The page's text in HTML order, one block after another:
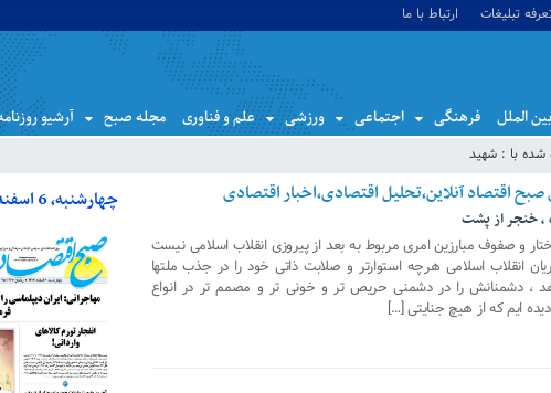
تبلیغات ارتباط با ما
بین الملل فرهنگی اجتماعی ورزشی علم و فناوری مجله صبح آرشیو
با : شهید
، خنجر از پشت
و صفوف مبارزین امری مربوط به بعد از پیروزی انقلاب اسلامی نیست
انقلاب اسلامی هرچه استوارتر و صلابت ذاتی خود را در جذب ملتها
، دشمنانش را در دشمنی حریص تر و خونی تر و مصمم تر در انواع
ایم که از هیچ جنایتی […]
چهارشنبه، 6 اسفند 1404